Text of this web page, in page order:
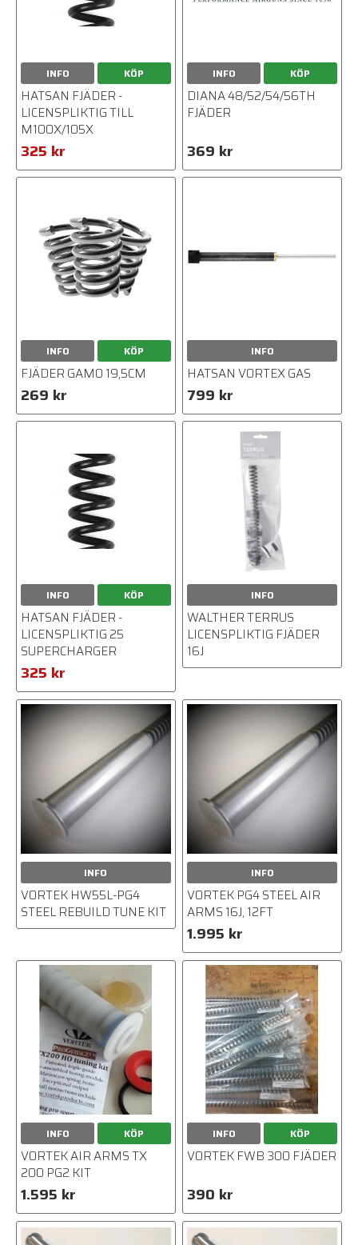
INFO KÖP
HATSAN FJÄDER -
LICENSPLIKTIG TILL
M100X/105X
325 kr
INFO KÖP
DIANA 48/52/54/56TH
FJÄDER
369 kr
INFO KÖP
FJÄDER GAMO 19,5CM
269 kr
INFO
HATSAN VORTEX GAS
799 kr
INFO KÖP
HATSAN FJÄDER -
LICENSPLIKTIG 25
SUPERCHARGER
325 kr
INFO
WALTHER TERRUS
LICENSPLIKTIG FJÄDER
16J
INFO
VORTEK HW55L-PG4
STEEL REBUILD TUNE KIT
INFO
VORTEK PG4 STEEL AIR
ARMS 16J, 12FT
1.995 kr
INFO KÖP
VORTEK AIR ARMS TX
200 PG2 KIT
1.595 kr
INFO KÖP
VORTEK FWB 300 FJÄDER
390 kr